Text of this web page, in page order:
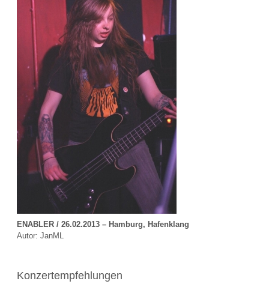
ENABLER / 26.02.2013 – Hamburg, Hafenklang
Autor: JanML
Konzertempfehlungen